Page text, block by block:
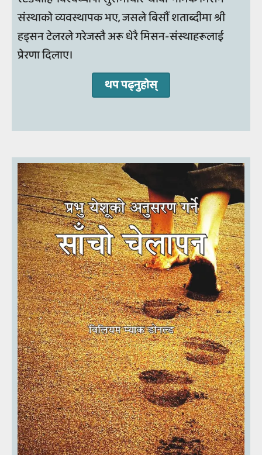
संस्थाको व्यवस्थापक भए, जसले बिसौं शताब्दीमा श्री
हड्सन टेलरले गरेजस्तै अरू धेरै मिसन-संस्थाहरूलाई
प्रेरणा दिलाए।
थप पढ्‍नुहोस्‌